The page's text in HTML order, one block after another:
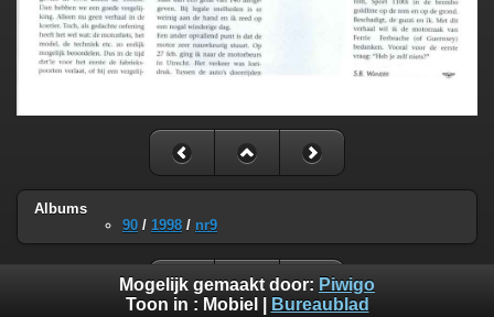
Albums
90 / 1998 / nr9
Mogelijk gemaakt door: Piwigo
Toon in : Mobiel Bureaublad